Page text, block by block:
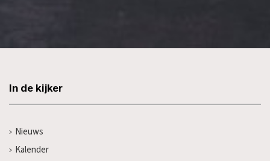
In de kijker
Nieuws
Kalender